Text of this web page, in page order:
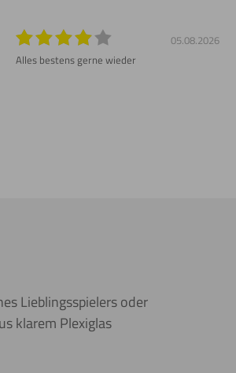
05.08.2026
Alles bestens gerne wieder
Lieblingsspielers oder
klarem Plexiglas